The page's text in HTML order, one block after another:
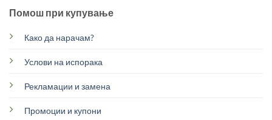
Помош при купување
Како да нарачам?
Услови на испорака
Рекламации и замена
Промоции и купони